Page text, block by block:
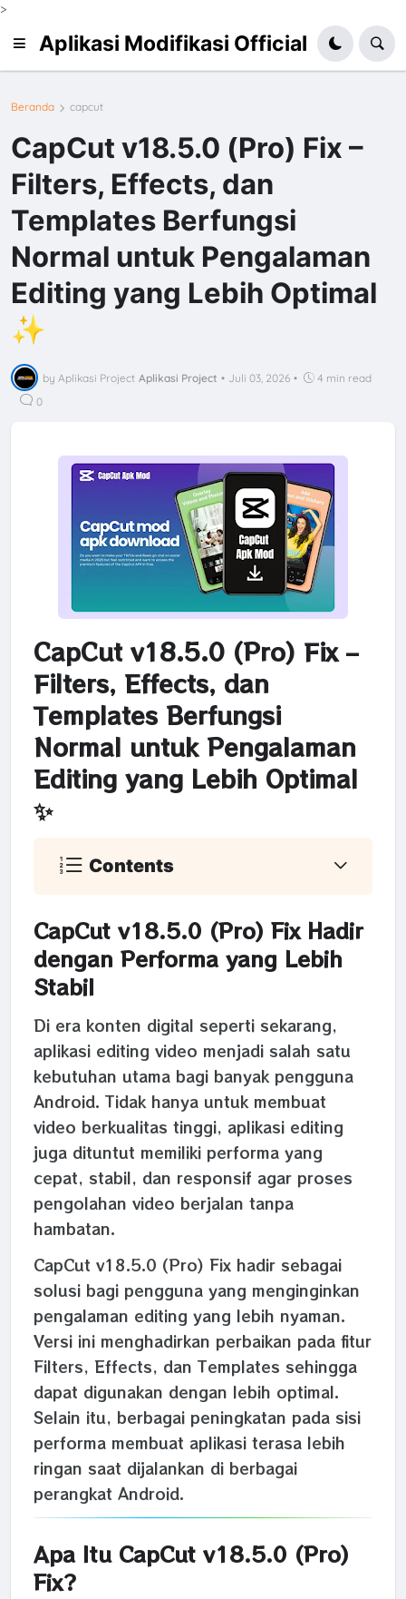
>
Aplikasi Modifikasi Official
Beranda capcut
CapCut v18.5.0 (Pro) Fix –
Filters, Effects, dan
Templates Berfungsi
Normal untuk Pengalaman
Editing yang Lebih Optimal
✨
by Aplikasi Project Aplikasi Project • Juli 03, 2026 •
4 min read
0
CapCut v18.5.0 (Pro) Fix –
Filters, Effects, dan
Templates Berfungsi
Normal untuk Pengalaman
Editing yang Lebih Optimal
✨
Contents
CapCut v18.5.0 (Pro) Fix Hadir
dengan Performa yang Lebih
Stabil
Di era konten digital seperti sekarang,
aplikasi editing video menjadi salah satu
kebutuhan utama bagi banyak pengguna
Android. Tidak hanya untuk membuat
video berkualitas tinggi, aplikasi editing
juga dituntut memiliki performa yang
cepat, stabil, dan responsif agar proses
pengolahan video berjalan tanpa
hambatan.
CapCut v18.5.0 (Pro) Fix hadir sebagai
solusi bagi pengguna yang menginginkan
pengalaman editing yang lebih nyaman.
Versi ini menghadirkan perbaikan pada fitur
Filters, Effects, dan Templates sehingga
dapat digunakan dengan lebih optimal.
Selain itu, berbagai peningkatan pada sisi
performa membuat aplikasi terasa lebih
ringan saat dijalankan di berbagai
perangkat Android.
Apa Itu CapCut v18.5.0 (Pro)
Fix?